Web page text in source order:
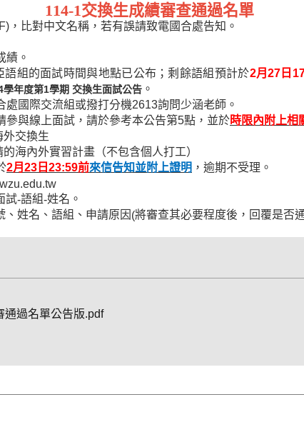
114-1交換生成績審查通過名單
，比對中文名稱，若有誤請致電國合處告知。
績。
語組的面試時間與地點已公布；剩餘語組預計於2月27 日
學年度第1學期 交換生面試公告 。
處國際交流組或撥打分機2613詢問少涵老師。
參與線上面試，請於參考本公告第5點，並於時限內附上相
外交換生
海內外實習計畫（不包含個人打工）
2月 23 日 23:59前來信告知並附上證明 ，逾期不受理。
試-語組-姓名。
、姓名、語組、申請原因 (將審查其必要程度後，回覆是否
通過名單公告版.pdf